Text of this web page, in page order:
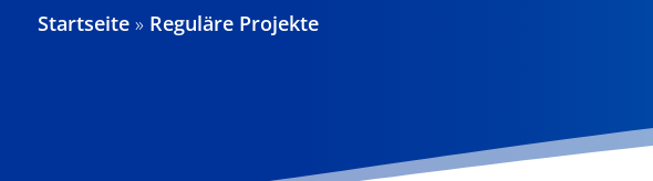
Startseite » Reguläre Projekte